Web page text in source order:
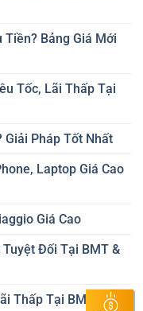
Bảng Giá Mới
Tốc, Lãi Thấp Tại
Giải Pháp Tốt Nhất
Laptop Giá Cao
Giá Cao
Đối Tại BMT &
Thấp Tại BMT &